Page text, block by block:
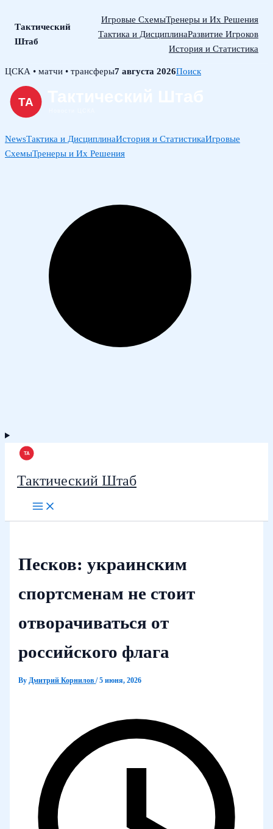
Тактический
Штаб
Игровые СхемыТренеры и Их Решения
Тактика и ДисциплинаРазвитие Игроков
История и Статистика
Skip
content
ЦСКА • матчи • трансферы7 августа 2026Поиск
NewsТактика и ДисциплинаИстория и СтатистикаИгровые
СхемыТренеры и Их Решения
Тактический Штаб
Песков: украинским
спортсменам не стоит
отворачиваться от
российского флага
ByДмитрий Корнилов/5 июня, 2026